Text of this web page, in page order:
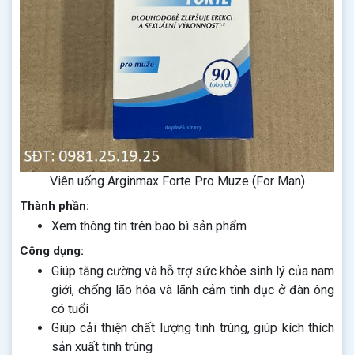
Viên uống Arginmax Forte Pro Muze (For Man)
Thành phần:
Xem thông tin trên bao bì sản phẩm
Công dụng:
Giúp tăng cường và hỗ trợ sức khỏe sinh lý của nam
giới, chống lão hóa và lãnh cảm tình dục ở đàn ông
có tuổi
Giúp cải thiện chất lượng tinh trùng, giúp kích thích
sản xuất tinh trùng